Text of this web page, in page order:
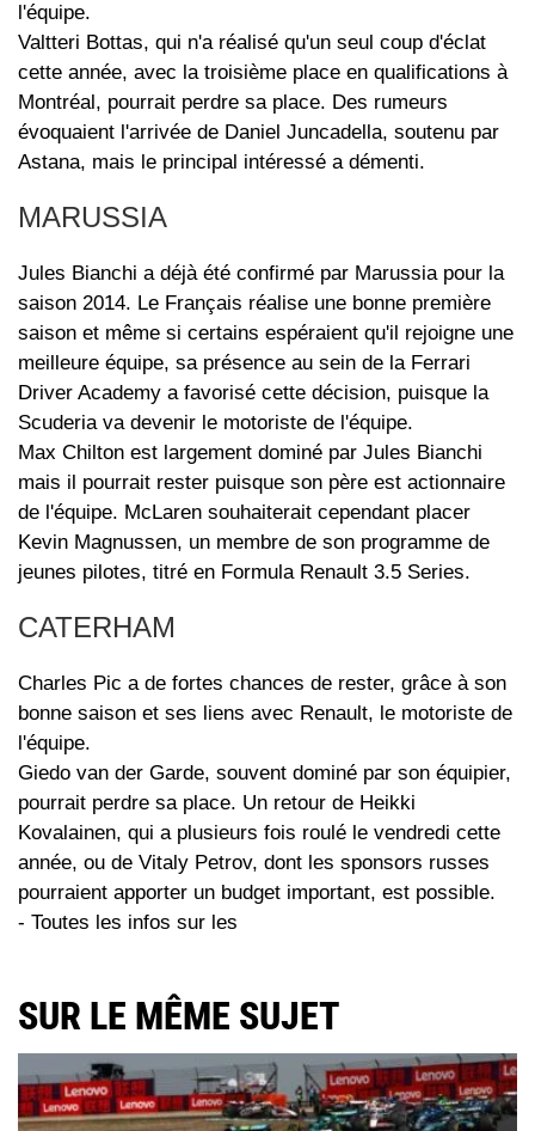
l'équipe.
Valtteri Bottas, qui n'a réalisé qu'un seul coup d'éclat
cette année, avec la troisième place en qualifications à
Montréal, pourrait perdre sa place. Des rumeurs
évoquaient l'arrivée de Daniel Juncadella, soutenu par
Astana, mais le principal intéressé a démenti.
MARUSSIA
Jules Bianchi a déjà été confirmé par Marussia pour la
saison 2014. Le Français réalise une bonne première
saison et même si certains espéraient qu'il rejoigne une
meilleure équipe, sa présence au sein de la Ferrari
Driver Academy a favorisé cette décision, puisque la
Scuderia va devenir le motoriste de l'équipe.
Max Chilton est largement dominé par Jules Bianchi
mais il pourrait rester puisque son père est actionnaire
de l'équipe. McLaren souhaiterait cependant placer
Kevin Magnussen, un membre de son programme de
jeunes pilotes, titré en Formula Renault 3.5 Series.
CATERHAM
Charles Pic a de fortes chances de rester, grâce à son
bonne saison et ses liens avec Renault, le motoriste de
l'équipe.
Giedo van der Garde, souvent dominé par son équipier,
pourrait perdre sa place. Un retour de Heikki
Kovalainen, qui a plusieurs fois roulé le vendredi cette
année, ou de Vitaly Petrov, dont les sponsors russes
pourraient apporter un budget important, est possible.
- Toutes les infos sur les
SUR LE MÊME SUJET